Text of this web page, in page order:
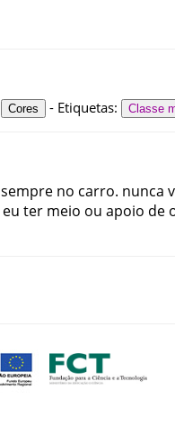
Cores - Etiquetas: Classe
sempre no carro. nunca
eu ter meio ou apoio de